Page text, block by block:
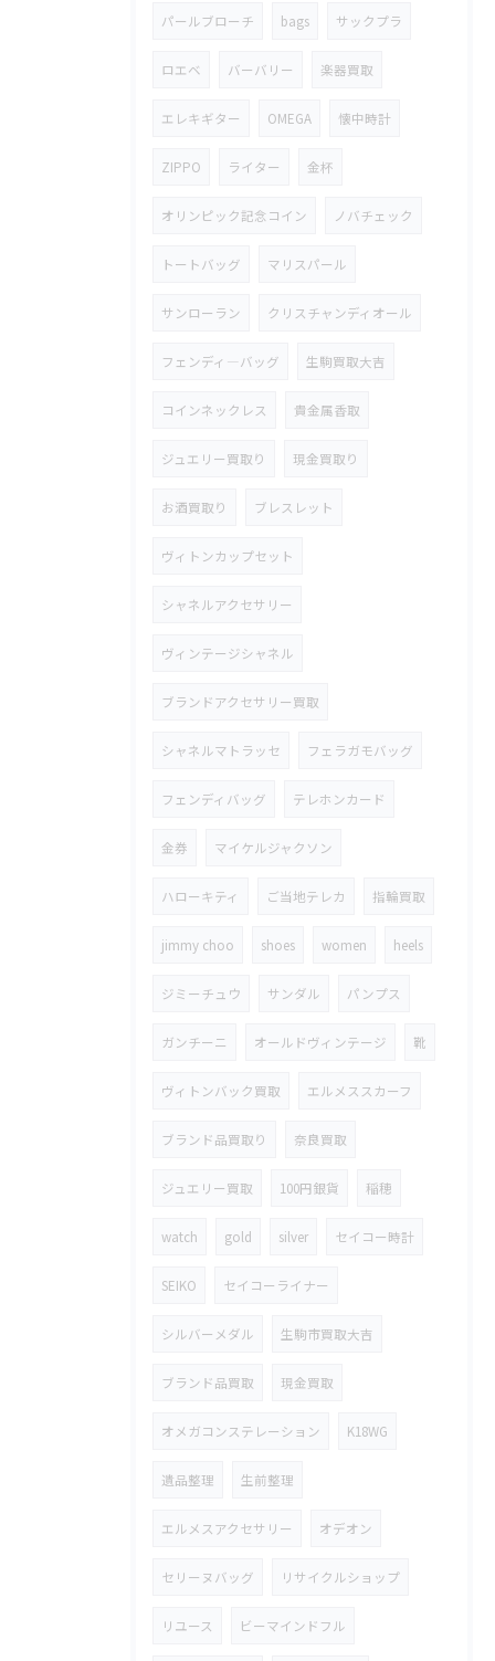
パールブローチ bags サックプラ
ロエベ バーバリー 楽器買取
エレキギター OMEGA 懐中時計
ZIPPO ライター 金杯
オリンピック記念コイン ノバチェック
トートバッグ マリスパール
サンローラン クリスチャンディオール
フェンディ―バッグ 生駒買取大吉
コインネックレス 貴金属香取
ジュエリー買取り 現金買取り
お酒買取り ブレスレット
ヴィトンカップセット
シャネルアクセサリー
ヴィンテージシャネル
ブランドアクセサリー買取
シャネルマトラッセ フェラガモバッグ
フェンディバッグ テレホンカード
金券 マイケルジャクソン
ハローキティ ご当地テレカ 指輪買取
jimmy choo shoes women heels
ジミーチュウ サンダル パンプス
ガンチーニ オールドヴィンテージ 靴
ヴィトンバック買取 エルメススカーフ
ブランド品買取り 奈良買取
ジュエリー買取 100円銀貨 稲穂
watch gold silver セイコー時計
SEIKO セイコーライナー
シルバーメダル 生駒市買取大吉
ブランド品買取 現金買取
オメガコンステレーション K18WG
遺品整理 生前整理
エルメスアクセサリー オデオン
セリーヌバッグ リサイクルショップ
リユース ビーマインドフル